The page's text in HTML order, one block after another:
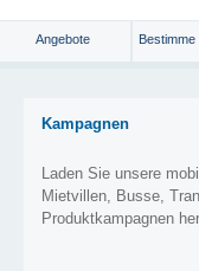
Angebote Bestimme
Kampagnen
Laden Sie unsere
Mietvillen, Busse,
Produktkampagnen